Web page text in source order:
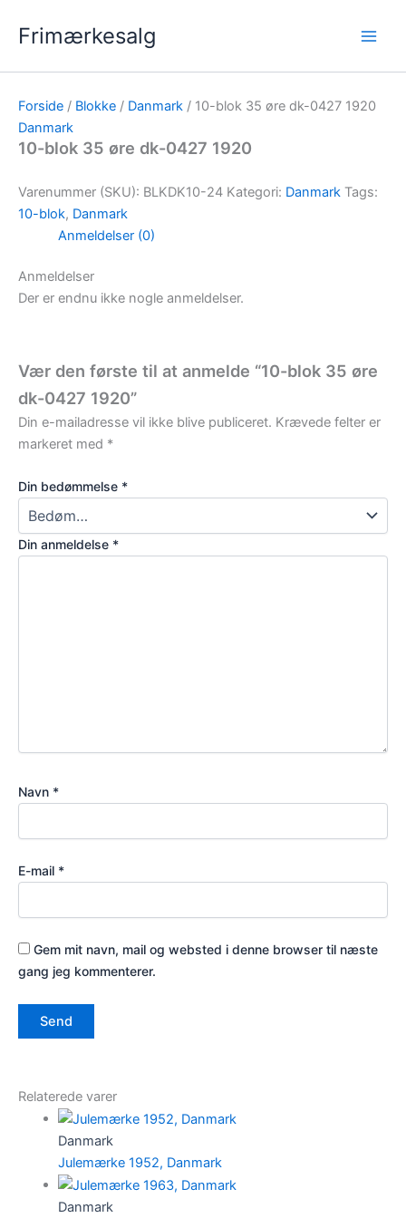
Frimærkesalg
Forside / Blokke / Danmark / 10-blok 35 øre dk-0427 1920
Danmark
10-blok 35 øre dk-0427 1920
Varenummer (SKU): BLKDK10-24 Kategori: Danmark Tags:
10-blok, Danmark
Anmeldelser (0)
Anmeldelser
Der er endnu ikke nogle anmeldelser.
Vær den første til at anmelde “10-blok 35 øre
dk-0427 1920”
Din e-mailadresse vil ikke blive publiceret. Krævede felter er
markeret med *
Din bedømmelse *
Din anmeldelse *
Navn *
E-mail *
Gem mit navn, mail og websted i denne browser til næste
gang jeg kommenterer.
Relaterede varer
Danmark
Julemærke 1952, Danmark
Danmark